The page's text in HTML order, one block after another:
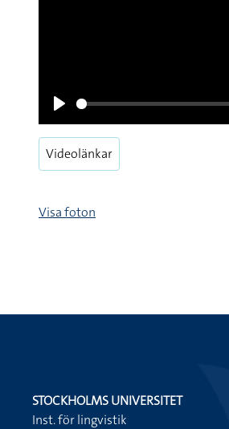
STOCKHOLMS UNIVERSITET
Inst. för lingvistik